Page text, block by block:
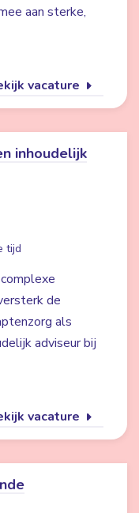
aan sterke,
vacature
inhoudelijk
tijd
de
als
adviseur bij
vacature